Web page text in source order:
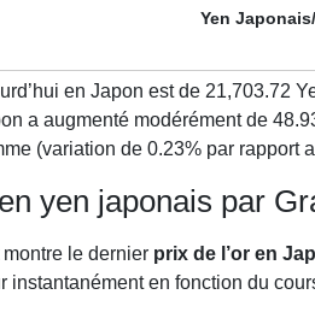
Yen
en Japon est de 21,703.72
a augmenté modérément de
(variation de 0.23% par rapport
yen japonais par
le dernier prix de l’or en
instantanément en fonction du